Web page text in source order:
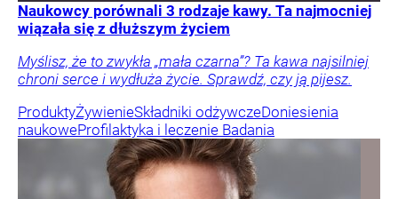
Naukowcy porównali 3 rodzaje kawy. Ta najmocniej
wiązała się z dłuższym życiem
Myślisz, że to zwykła „mała czarna”? Ta kawa najsilniej
chroni serce i wydłuża życie. Sprawdź, czy ją pijesz.
ProduktyŻywienieSkładniki odżywczeDoniesienia
naukoweProfilaktyka i leczenie Badania